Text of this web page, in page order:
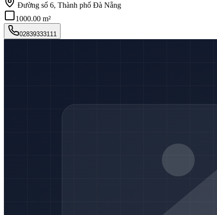
Đường số 6, Thành phố Đà Nẵng
1000.00 m²
02839333111